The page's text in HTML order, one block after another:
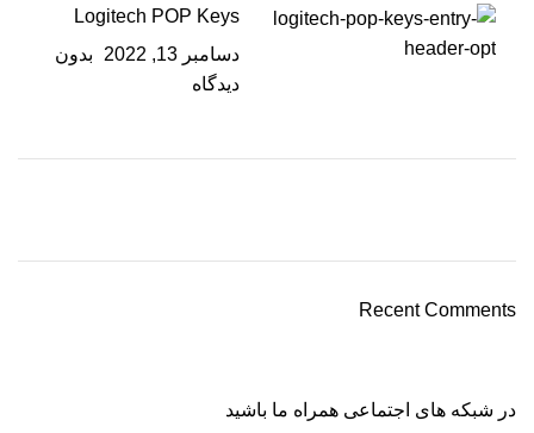
Logitech POP Keys
دسامبر 13, 2022
بدون
دیدگاه
Recent Comments
در شبکه های اجتماعی همراه ما باشید